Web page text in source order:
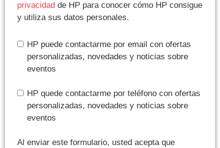
privacidad de HP para conocer cómo HP consigue
y utiliza sus datos personales.
HP puede contactarme por email con ofertas
personalizadas, novedades y noticias sobre
eventos
HP quede contactarme por teléfono con ofertas
personalizadas, novedades y noticias sobre
eventos
Al enviar este formulario, usted acepta que